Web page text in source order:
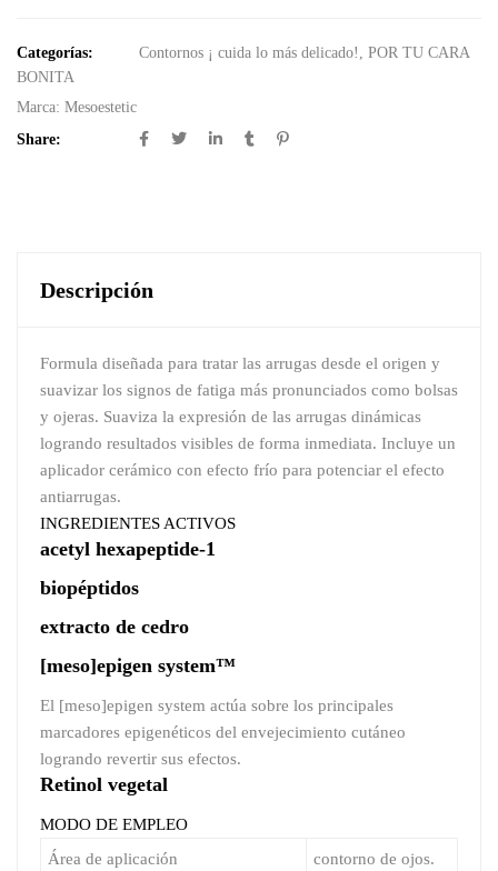
Categorías: Contornos ¡ cuida lo más delicado! , POR TU CARA
BONITA
Marca: Mesoestetic
Share:
Descripción
Formula diseñada para tratar las arrugas desde el origen y
suavizar los signos de fatiga más pronunciados como bolsas
y ojeras. Suaviza la expresión de las arrugas dinámicas
logrando resultados visibles de forma inmediata. Incluye un
aplicador cerámico con efecto frío para potenciar el efecto
antiarrugas.
INGREDIENTES ACTIVOS
acetyl hexapeptide-1
biopéptidos
extracto de cedro
[meso]epigen system™
El [meso]epigen system actúa sobre los principales
marcadores epigenéticos del envejecimiento cutáneo
logrando revertir sus efectos.
Retinol vegetal
MODO DE EMPLEO
Área de aplicación
contorno de ojos.